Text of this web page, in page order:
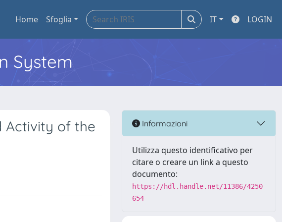
Home Sfoglia IT LOGIN
System
Activity of the
Informazioni
Utilizza questo identificativo per
citare o creare un link a questo
documento:
https://hdl.handle.net/11386/4250
654